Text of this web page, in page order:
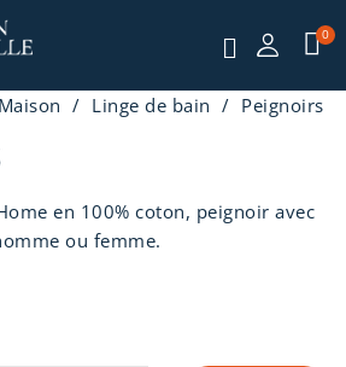
Linge de bain Peignoirs
en 100% coton, peignoir avec
ou femme.